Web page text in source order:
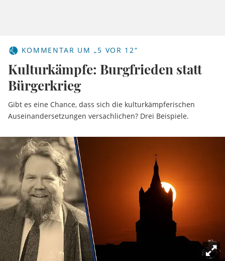
KOMMENTAR UM „5 VOR 12“
Kulturkämpfe: Burgfrieden statt
Bürgerkrieg
Gibt es eine Chance, dass sich die kulturkämpferischen
Auseinandersetzungen versachlichen? Drei Beispiele.